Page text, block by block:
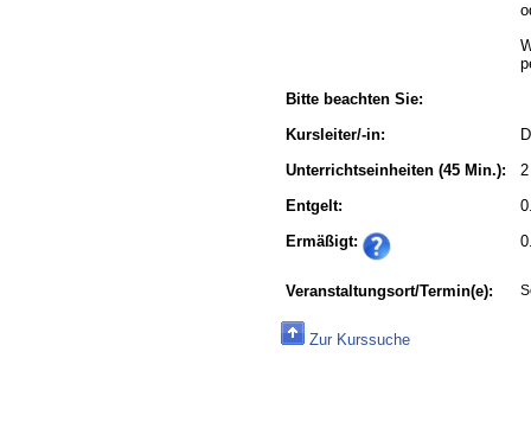
Bitte beachten Sie:
Kursleiter/-in:
Unterrichtseinheiten (45 Min.):
Entgelt:
Ermäßigt:
Veranstaltungsort/Termin(e):
Zur Kurssuche